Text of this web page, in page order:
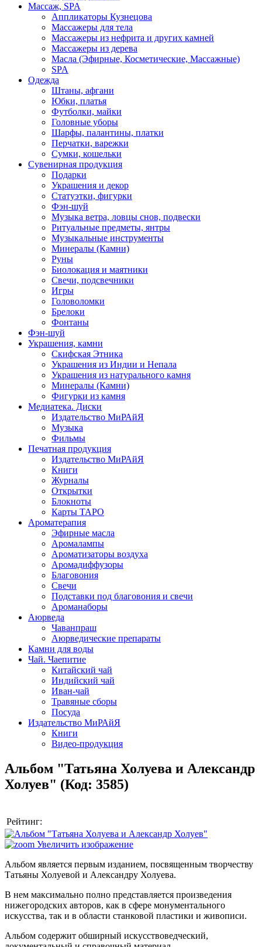
Массаж, SPA
Аппликаторы Кузнецова
Массажеры для тела
Массажеры из нефрита и других камней
Массажеры из дерева
Масла (Эфирные, Косметические, Массажные)
SPA
Одежда
Штаны, афгани
Юбки, платья
Футболки, майки
Головные уборы
Шарфы, палантины, платки
Перчатки, варежки
Сумки, кошельки
Сувенирная продукция
Подарки
Украшения и декор
Статуэтки, фигурки
Фэн-шуй
Музыка ветра, ловцы снов, подвески
Ритуальные предметы, янтры
Музыкальные инструменты
Минералы (Камни)
Руны
Биолокация и маятники
Свечи, подсвечники
Игры
Головоломки
Брелоки
Фонтаны
Фэн-шуй
Украшения, камни
Скифская Этника
Украшения из Индии и Непала
Украшения из натурального камня
Минералы (Камни)
Фигурки из камня
Медиатека. Диски
Издательство МиРАйЯ
Музыка
Фильмы
Печатная продукция
Издательство МиРАйЯ
Книги
Журналы
Открытки
Блокноты
Карты ТАРО
Ароматерапия
Эфирные масла
Аромалампы
Ароматизаторы воздуха
Аромадиффузоры
Благовония
Свечи
Подставки под благовония и свечи
Ароманаборы
Аюрведа
Чаванпраш
Аюрведические препараты
Камни для воды
Чай. Чаепитие
Китайский чай
Индийский чай
Иван-чай
Травяные сборы
Посуда
Издательство МиРАйЯ
Книги
Видео-продукция
Альбом "Татьяна Холуева и Александр
Холуев" (Код: 3585)
Рейтинг:
Увеличить изображение
Альбом является первым изданием, посвященным творчеству
Татьяны Холуевой и Александру Холуева.
В нем максимально полно представляется произведения
нижегородских авторов, как в сфере монументального
искусства, так и в области станковой пластики и живописи.
Альбом содержит обширный искусствоведческий,